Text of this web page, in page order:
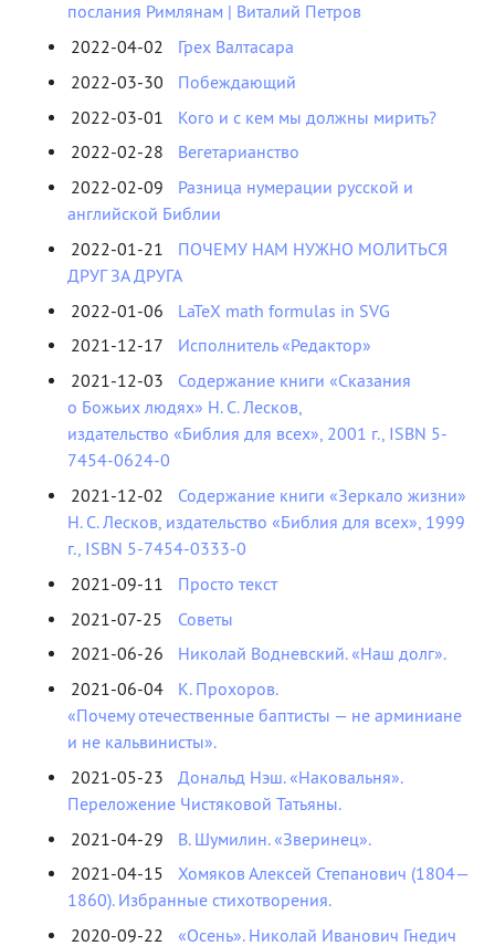
послания Римлянам | Виталий Петров
2022-04-02
Грех Валтасара
2022-03-30
Побеждающий
2022-03-01
Кого и с кем мы должны мирить?
2022-02-28
Вегетарианство
2022-02-09
Разница нумерации русской и
английской Библии
2022-01-21
ПОЧЕМУ НАМ НУЖНО МОЛИТЬСЯ
ДРУГ ЗА ДРУГА
2022-01-06
LaTeX math formulas in SVG
2021-12-17
Исполнитель «Редактор»
2021-12-03
Содержание книги «Сказания
о Божьих людях» Н. С. Лесков,
издательство «Библия для всех», 2001 г., ISBN 5-
7454-0624-0
2021-12-02
Содержание книги «Зеркало жизни»
Н. С. Лесков, издательство «Библия для всех», 1999
г., ISBN 5-7454-0333-0
2021-09-11
Просто текст
2021-07-25
Советы
2021-06-26
Николай Водневский. «Наш долг».
2021-06-04
К. Прохоров.
«Почему отечественные баптисты — не арминиане
и не кальвинисты».
2021-05-23
Дональд Нэш. «Наковальня».
Переложение Чистяковой Татьяны.
2021-04-29
В. Шумилин. «Зверинец».
2021-04-15
Хомяков Алексей Степанович (1804—
1860). Избранные стихотворения.
2020-09-22
«Осень». Николай Иванович Гнедич